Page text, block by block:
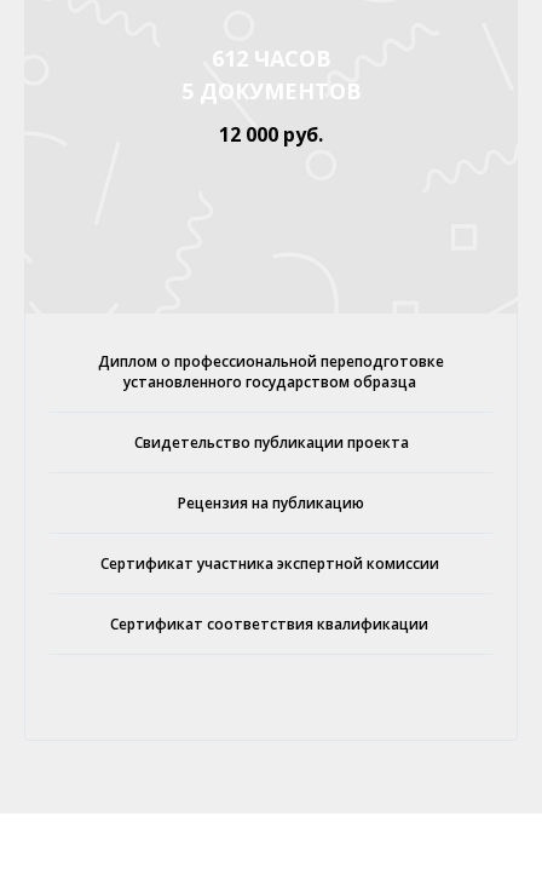
612 ЧАСОВ
5 ДОКУМЕНТОВ
12 000 руб.
Диплом о профессиональной переподготовке
установленного государством образца
Свидетельство публикации проекта
Рецензия на публикацию
Сертификат участника экспертной комиссии
Сертификат соответствия квалификации